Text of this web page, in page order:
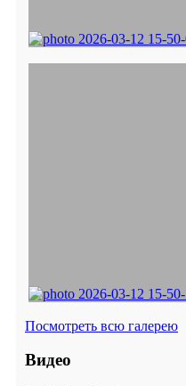
Посмотреть всю галерею
Видео